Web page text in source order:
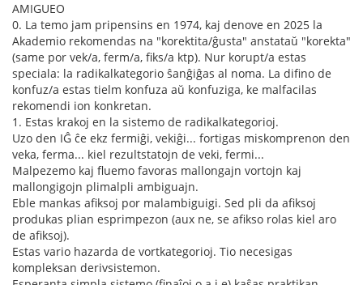
AMIGUEO
0. La temo jam pripensins en 1974, kaj denove en 2025 la
Akademio rekomendas na "korektita/ĝusta" anstataŭ "korekta"
(same por vek/a, ferm/a, fiks/a ktp). Nur korupt/a estas
speciala: la radikalkategorio ŝanĝiĝas al noma. La difino de
konfuz/a estas tielm konfuza aŭ konfuziga, ke malfacilas
rekomendi ion konkretan.
1. Estas krakoj en la sistemo de radikalkategorioj.
Uzo den IĜ ĉe ekz fermiĝi, vekiĝi... fortigas miskomprenon den
veka, ferma... kiel rezultstatojn de veki, fermi...
Malpezemo kaj fluemo favoras mallongajn vortojn kaj
mallongigojn plimalpli ambiguajn.
Eble mankas afiksoj por malambiguigi. Sed pli da afiksoj
produkas plian esprimpezon (aux ne, se afikso rolas kiel aro
de afiksoj).
Estas vario hazarda de vortkategorioj. Tio necesigas
kompleksan derivsistemon.